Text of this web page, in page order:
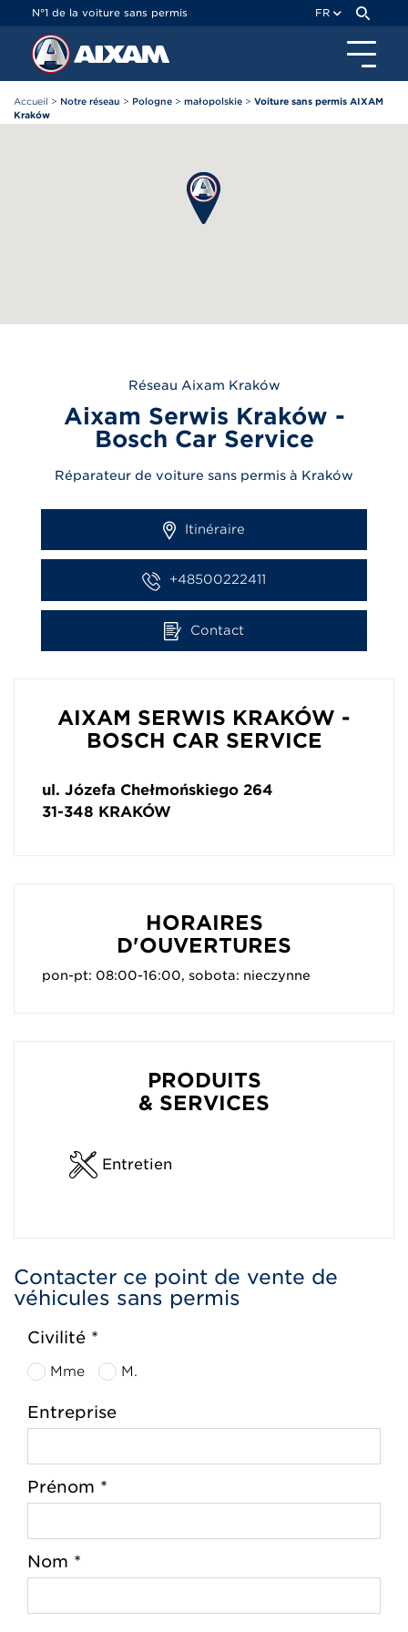
N°1 de la voiture sans permis FR
Accueil > Notre réseau > Pologne > małopolskie > Voiture sans permis AIXAM
Kraków
Réseau Aixam Kraków
Aixam Serwis Kraków -
Bosch Car Service
Réparateur de voiture sans permis à Kraków
Itinéraire
+48500222411
Contact
AIXAM SERWIS KRAKÓW -
BOSCH CAR SERVICE
ul. Józefa Chełmońskiego 264
31-348 KRAKÓW
HORAIRES
D'OUVERTURES
pon-pt: 08:00-16:00, sobota: nieczynne
PRODUITS
& SERVICES
Entretien
Contacter ce point de vente de
véhicules sans permis
Civilité *
Mme M.
Entreprise
Prénom *
Nom *
Panneau de gestion des cookies